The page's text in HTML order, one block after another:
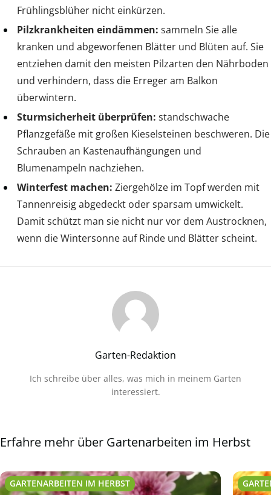
Frühlingsblüher nicht einkürzen.
Pilzkrankheiten eindämmen: sammeln Sie alle
kranken und abgeworfenen Blätter und Blüten auf. Sie
entziehen damit den meisten Pilzarten den Nährboden
und verhindern, dass die Erreger am Balkon
überwintern.
Sturmsicherheit überprüfen: standschwache
Pflanzgefäße mit großen Kieselsteinen beschweren. Die
Schrauben an Kastenaufhängungen und
Blumenampeln nachziehen.
Winterfest machen: Ziergehölze im Topf werden mit
Tannenreisig abgedeckt oder sparsam umwickelt.
Damit schützt man sie nicht nur vor dem Austrocknen,
wenn die Wintersonne auf Rinde und Blätter scheint.
Garten-Redaktion
Ich schreibe über alles, was mich in meinem Garten
interessiert.
Erfahre mehr über Gartenarbeiten im Herbst
GARTENARBEITEN IM HERBST